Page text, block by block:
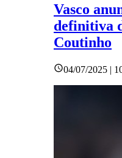
Vasco
definitiva
Coutinho
04/07/2025 |